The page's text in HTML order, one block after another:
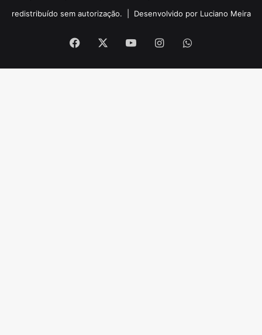
redistribuído sem autorização. | Desenvolvido por Luciano Meira
Facebook YouTubeInstagramWhatsApp